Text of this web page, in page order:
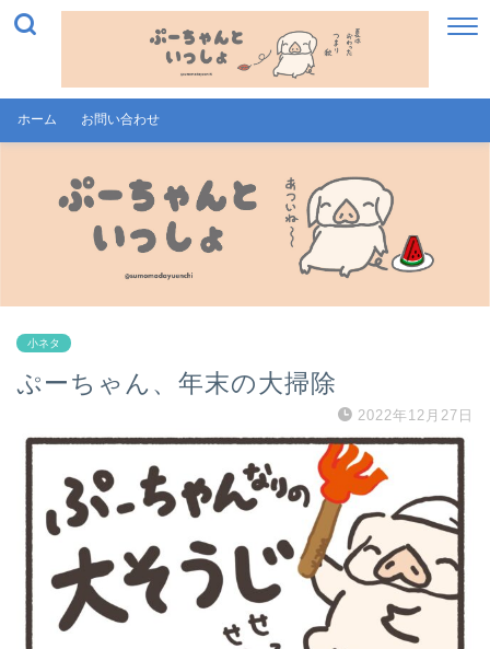
ホーム お問い合わせ
小ネタ
ぷーちゃん、年末の大掃除
2022年12月27日